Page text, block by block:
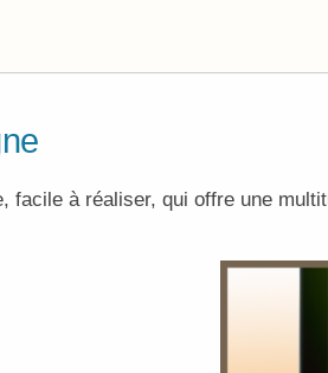
à réaliser, qui offre une